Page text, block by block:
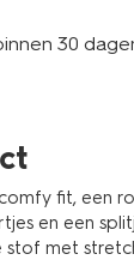
30
fit, een
en een
stof met